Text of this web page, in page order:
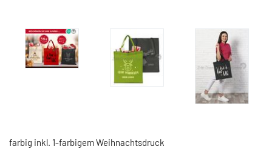
farbig inkl. 1-farbigem Weihnachtsdruck